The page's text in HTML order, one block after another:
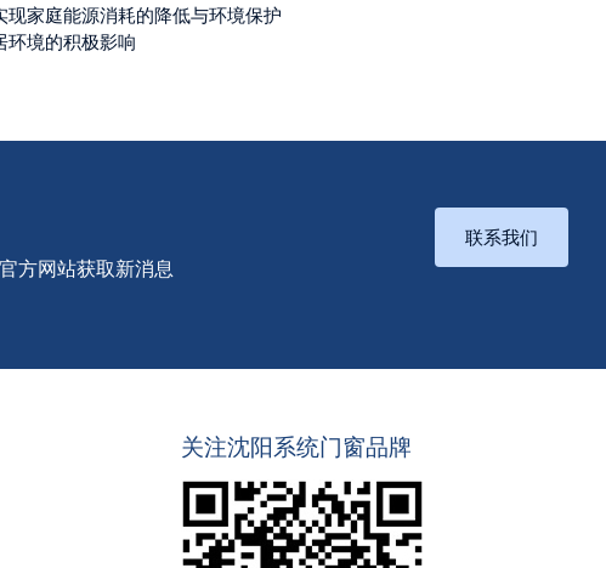
家庭能源消耗的降低与环境保护
环境的积极影响
方网站获取新消息
联系我们
关注沈阳系统门窗品牌